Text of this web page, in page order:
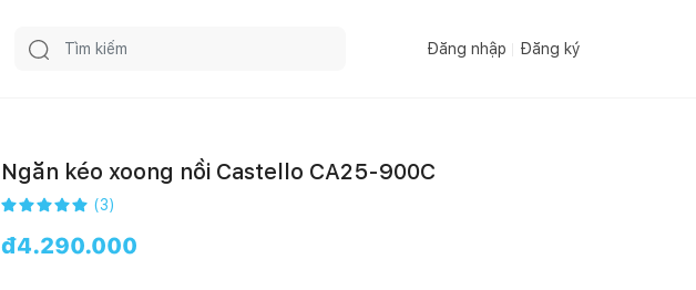
Đăng nhập Đăng ký
Ngăn kéo xoong nồi Castello CA25-900C
(3)
đ4.290.000